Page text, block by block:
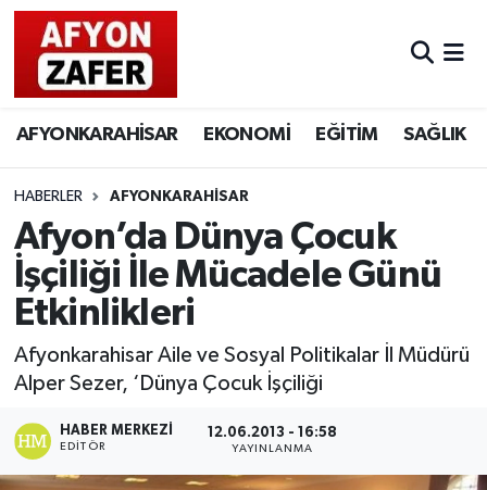
AFYONKARAHİSAR EKONOMİ EĞİTİM SAĞLIK
HABERLER AFYONKARAHİSAR
Afyon’da Dünya Çocuk
İşçiliği İle Mücadele Günü
Etkinlikleri
Afyonkarahisar Aile ve Sosyal Politikalar İl Müdürü
Alper Sezer, ‘Dünya Çocuk İşçiliği
HABER MERKEZI
EDITÖR
12.06.2013 - 16:58
YAYINLANMA